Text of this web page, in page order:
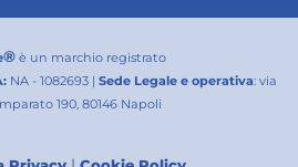
® è un marchio registrato
NA - 1082693 | Sede Legale e operativa: via
190, 80146 Napoli